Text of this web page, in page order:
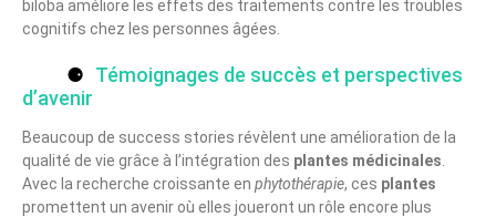
biloba améliore les effets des traitements contre les troubles
cognitifs chez les personnes âgées.
Témoignages de succès et perspectives
d’avenir
Beaucoup de success stories révèlent une amélioration de la
qualité de vie grâce à l’intégration des plantes médicinales
Avec la recherche croissante en phytothérapie, ces plantes
promettent un avenir où elles joueront un rôle encore plus